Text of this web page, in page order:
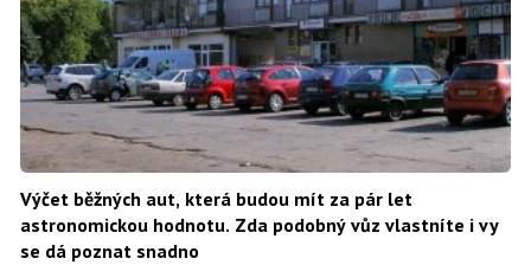
Výčet běžných aut, která budou mít za pár let
astronomickou hodnotu. Zda podobný vůz vlastníte i vy
se dá poznat snadno